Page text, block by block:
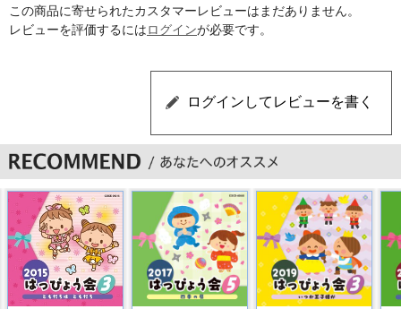
この商品に寄せられたカスタマーレビューはまだありません。
レビューを評価するにはログインが必要です。